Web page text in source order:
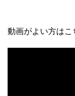
動画がよい方はこ